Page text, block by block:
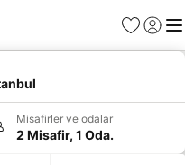
Favoriler
Giriş
Misafirler ve odalar
2 Misafir, 1 Oda.